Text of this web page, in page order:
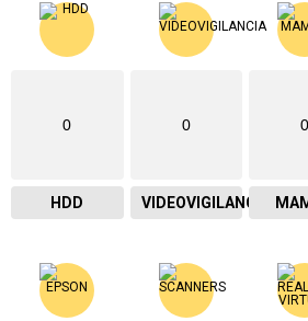
0
HDD
0
VIDEOVIGILANCIA
0